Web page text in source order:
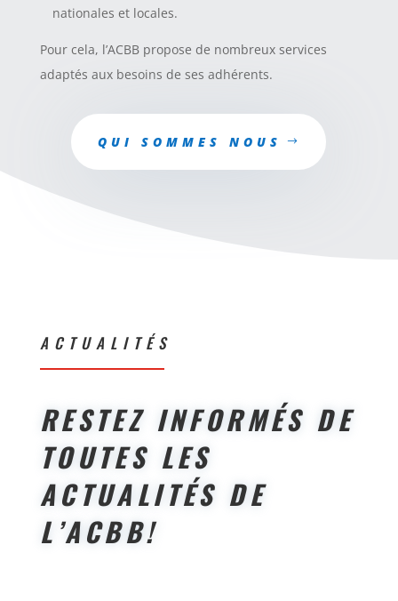
nationales et locales.
Pour cela, l’ACBB propose de nombreux services
adaptés aux besoins de ses adhérents.
QUI SOMMES NOUS
ACTUALITÉS
RESTEZ INFORMÉS DE
TOUTES LES
ACTUALITÉS DE
L’ACBB!